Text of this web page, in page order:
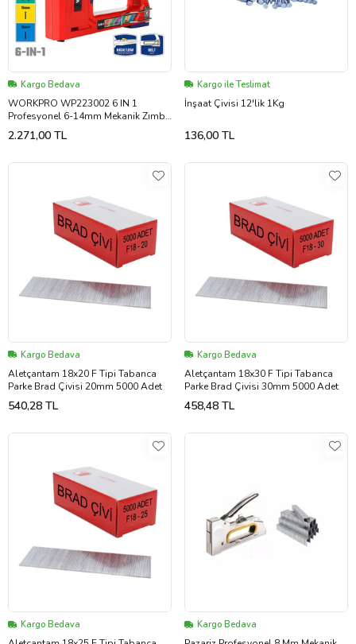
Kargo Bedava
WORKPRO WP223002 6 IN 1
Profesyonel 6-14mm Mekanik Zımba
ve 15mm Çivi Tabancası
2.271,00 TL
Kargo ile Teslimat
İnşaat Çivisi 12'lik 1Kg
136,00 TL
Kargo Bedava
Aletçantam 18x20 F Tipi Tabanca
Parke Brad Çivisi 20mm 5000 Adet
540,28 TL
Kargo Bedava
Aletçantam 18x30 F Tipi Tabanca
Parke Brad Çivisi 30mm 5000 Adet
458,48 TL
Kargo Bedava Kargo Bedava